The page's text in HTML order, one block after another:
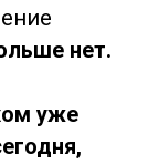
нет.
уже